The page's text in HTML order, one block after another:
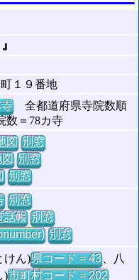
１９番地
全都道府県寺院数順
数＝78カ寺
図 別窓
図 別窓
別窓
別窓
話帳 別窓
別窓
けん)県コード = 43、八
)市町村コード = 202